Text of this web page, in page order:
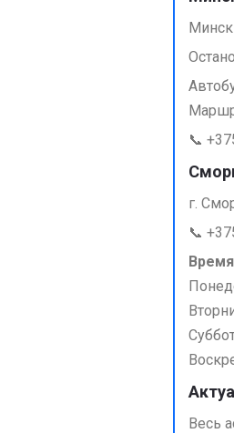
📞
г.
📞
Весь